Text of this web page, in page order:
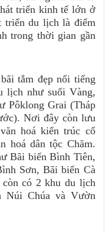
triển kinh tế lớn ở
triển du lịch là điểm
trong thời gian gần
tắm đẹp nổi tiếng
lịch như suối Vàng,
Pôklong Grai (Tháp
Nơi đây còn lưu
hoá kiến trúc cổ
hoá dân tộc Chăm.
Bãi biển Bình Tiên,
Sơn, Bãi biển Cà
có 2 khu du lịch
Núi Chúa và Vườn